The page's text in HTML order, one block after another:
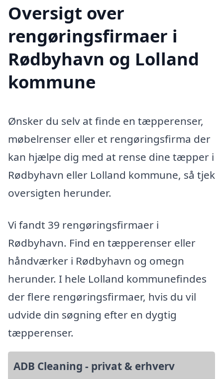
Oversigt over
rengøringsfirmaer i
Rødbyhavn og Lolland
kommune
Ønsker du selv at finde en tæpperenser,
møbelrenser eller et rengøringsfirma der
kan hjælpe dig med at rense dine tæpper i
Rødbyhavn eller Lolland kommune, så tjek
oversigten herunder.
Vi fandt 39 rengøringsfirmaer i
Rødbyhavn. Find en tæpperenser eller
håndværker i Rødbyhavn og omegn
herunder. I hele Lolland kommunefindes
der flere rengøringsfirmaer, hvis du vil
udvide din søgning efter en dygtig
tæpperenser.
ADB Cleaning - privat & erhverv